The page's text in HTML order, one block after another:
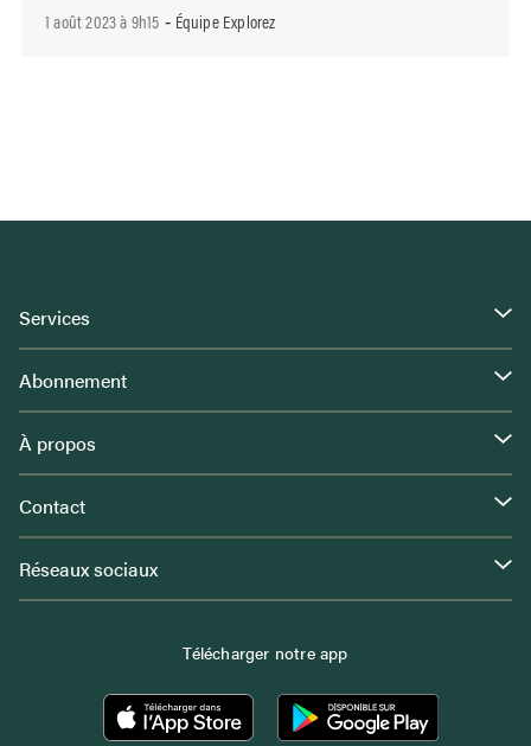
1 août 2023 à 9h15 - Équipe Explorez
Services
Abonnement
À propos
Contact
Réseaux sociaux
Télécharger notre app